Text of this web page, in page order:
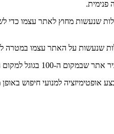
אופטימיזציה למנועי חיפוש